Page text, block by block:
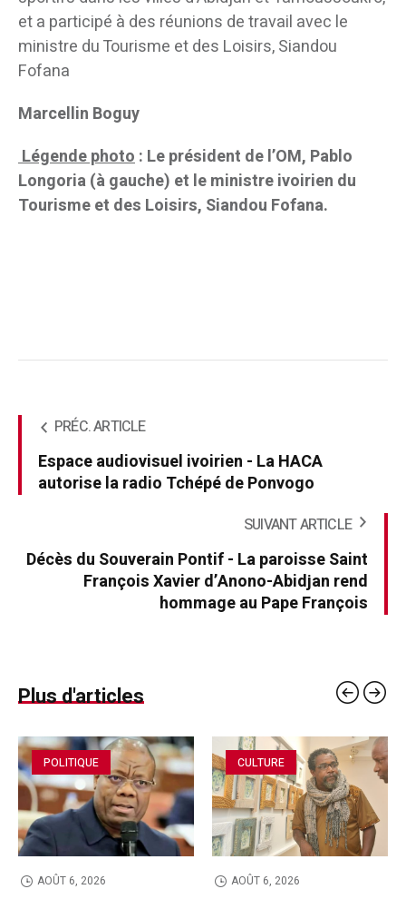
et a participé à des réunions de travail avec le
ministre du Tourisme et des Loisirs, Siandou
Fofana
Marcellin Boguy
Légende photo: Le président de l’OM, Pablo
Longoria (à gauche) et le ministre ivoirien du
Tourisme et des Loisirs, Siandou Fofana.
PRÉC. ARTICLE
Espace audiovisuel ivoirien - La HACA
autorise la radio Tchépé de Ponvogo
SUIVANT ARTICLE
Décès du Souverain Pontif - La paroisse Saint
François Xavier d’Anono-Abidjan rend
hommage au Pape François
Plus d'articles
POLITIQUE
AOÛT 6, 2026
CULTURE
AOÛT 6, 2026